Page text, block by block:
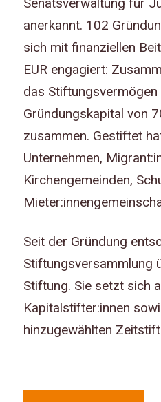
anerkannt. 102
sich mit finanziellen
EUR engagiert:
das Stiftungsvermögen
Gründungskapital von
zusammen. Gestiftet
Unternehmen,
Kirchengemeinden,
Seit der Gründung
Stiftungsversammlung
Stiftung. Sie setzt sich
Kapitalstifter:innen
hinzugewählten